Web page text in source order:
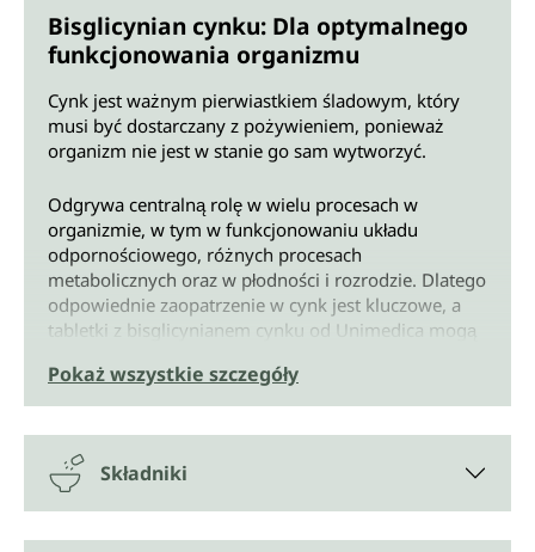
Bisglicynian cynku: Dla optymalnego
funkcjonowania organizmu
Cynk jest ważnym pierwiastkiem śladowym, który
musi być dostarczany z pożywieniem, ponieważ
organizm nie jest w stanie go sam wytworzyć.
Odgrywa centralną rolę w wielu procesach w
organizmie, w tym w funkcjonowaniu układu
odpornościowego, różnych procesach
metabolicznych oraz w płodności i rozrodzie. Dlatego
odpowiednie zaopatrzenie w cynk jest kluczowe, a
tabletki z bisglicynianem cynku od Unimedica mogą
Bisglicynian cynku dla optymalnego
zaopatrzenia w cynk - Nowość: z
naturalnym błonnikiem akacjowym
Do produkcji tabletek z bisglicynianem cynku od
Unimedica używany jest wysokiej jakości
Pokaż wszystkie szczegóły
Składniki